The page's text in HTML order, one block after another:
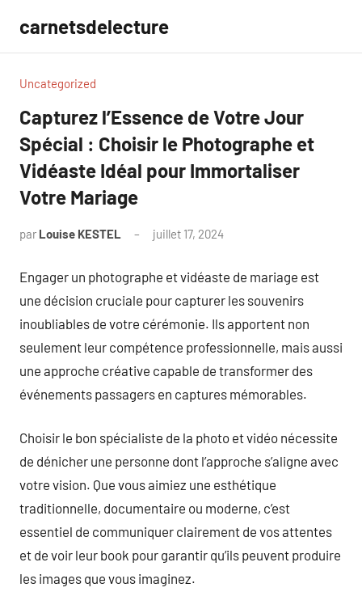
contenu
carnetsdelecture
Uncategorized
Capturez l’Essence de Votre Jour
Spécial : Choisir le Photographe et
Vidéaste Idéal pour Immortaliser
Votre Mariage
par Louise KESTEL juillet 17, 2024
Engager un photographe et vidéaste de mariage est
une décision cruciale pour capturer les souvenirs
inoubliables de votre cérémonie. Ils apportent non
seulement leur compétence professionnelle, mais aussi
une approche créative capable de transformer des
événements passagers en captures mémorables.
Choisir le bon spécialiste de la photo et vidéo nécessite
de dénicher une personne dont l’approche s’aligne avec
votre vision. Que vous aimiez une esthétique
traditionnelle, documentaire ou moderne, c’est
essentiel de communiquer clairement de vos attentes
et de voir leur book pour garantir qu’ils peuvent produire
les images que vous imaginez.